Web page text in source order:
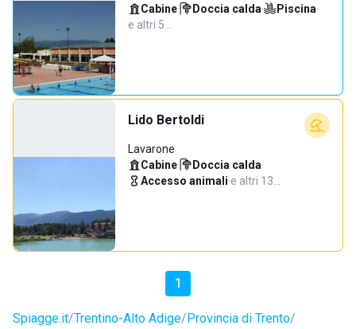
Cabine· Doccia calda· Piscina·
e altri 5…
Lido Bertoldi
Lavarone
Cabine· Doccia calda·
Accesso animali·e altri 13…
1
Spiagge.it Trentino-Alto Adige Provincia di Trento